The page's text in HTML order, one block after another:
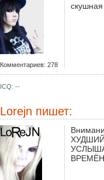
Комментариев: 278
ICQ: --
Lorejn пишет:
ВРЕМЁН